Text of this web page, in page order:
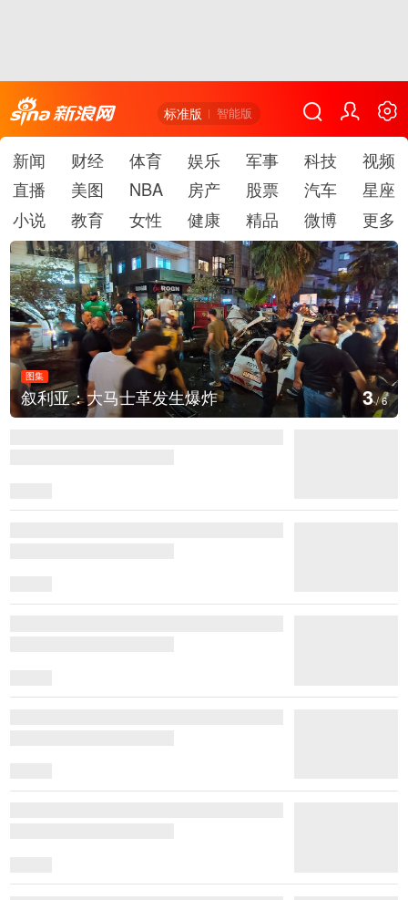
标准版 智能版
新闻 财经 体育 娱乐 军事 科技
视频
直播
美图 NBA 房产 股票 汽车
星座
小说
教育 女性 健康 精品 微博 更多
图集
叙利亚：大马士革发生爆炸 4/6